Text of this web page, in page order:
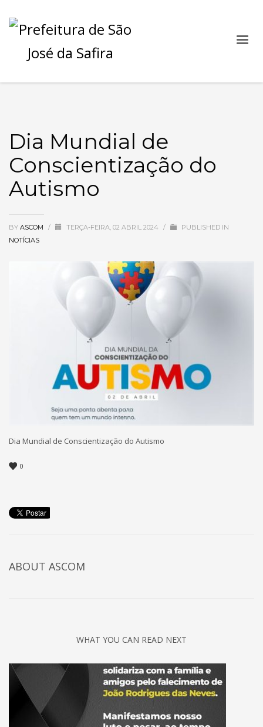
Dia Mundial de
Conscientização do
Autismo
BY ASCOM / TERÇA-FEIRA, 02 ABRIL 2024 /
PUBLISHED IN
NOTÍCIAS
Dia Mundial de Conscientização do Autismo
0
ABOUT ASCOM
WHAT YOU CAN READ NEXT